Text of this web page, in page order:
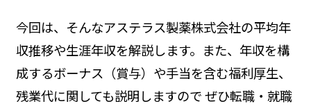
今回は、そんなアステラス製薬株式会社の平均年
収推移や生涯年収を解説します。また、年収を構
成するボーナス（賞与）や手当を含む福利厚生、
残業代に関しても説明しますので ぜひ転職・就職